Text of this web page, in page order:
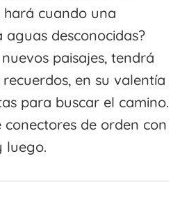
hará cuando una
desconocidas?
paisajes, tendrá
en su valentía
para buscar el camino.
conectores de orden con
luego.